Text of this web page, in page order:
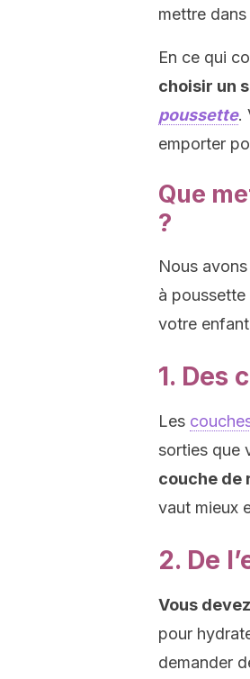
mettre dans
En ce qui
choisir un
poussette.
emporter
Que
?
Nous
à
votre
1. Des
Les
sorties que
couche de
vaut mieux
2. De
Vous
pour
demander